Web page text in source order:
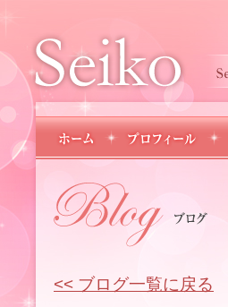
<< ブログ一覧に戻る